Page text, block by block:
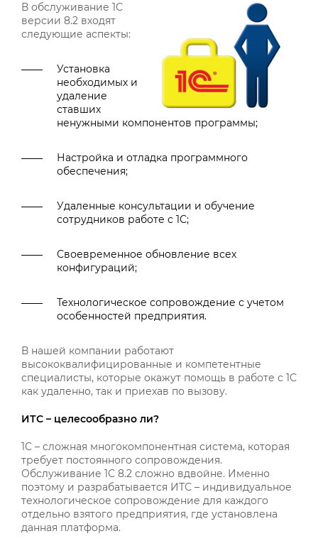
В обслуживание 1С
версии 8.2 входят
следующие аспекты:
Установка
необходимых и
удаление
ставших
ненужными компонентов программы;
Настройка и отладка программного
обеспечения;
Удаленные консультации и обучение
сотрудников работе с 1С;
Своевременное обновление всех
конфигураций;
Технологическое сопровождение с учетом
особенностей предприятия.
В нашей компании работают
высококвалифицированные и компетентные
специалисты, которые окажут помощь в работе с 1С
как удаленно, так и приехав по вызову.
ИТС – целесообразно ли?
1С – сложная многокомпонентная система, которая
требует постоянного сопровождения.
Обслуживание 1С 8.2 сложно вдвойне. Именно
поэтому и разрабатывается ИТС – индивидуальное
технологическое сопровождение для каждого
отдельно взятого предприятия, где установлена
данная платформа.